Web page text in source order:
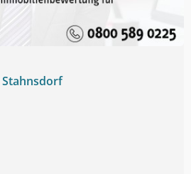
Stahnsdorf